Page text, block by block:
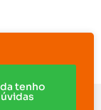
tenho